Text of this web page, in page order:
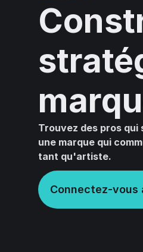
Trouvez des pros
une marque qui
tant qu'artiste.
Connectez-vous